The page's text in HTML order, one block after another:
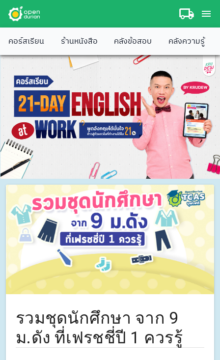
คอร์สเรียน ร้านหนังสือ คลังข้อสอบ คลังความรู้
รวมชุดนักศึกษา จาก 9
ม.ดัง ที่เฟรชชี่ปี 1 ควรรู้